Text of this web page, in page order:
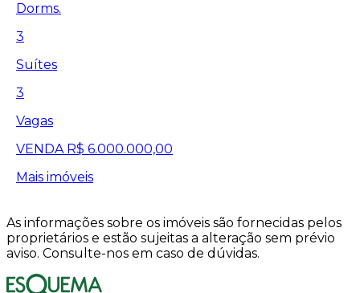
Dorms.
3
Suítes
3
Vagas
VENDA R$ 6.000.000,00
Mais imóveis
As informações sobre os imóveis são fornecidas pelos
proprietários e estão sujeitas a alteração sem prévio
aviso. Consulte-nos em caso de dúvidas.